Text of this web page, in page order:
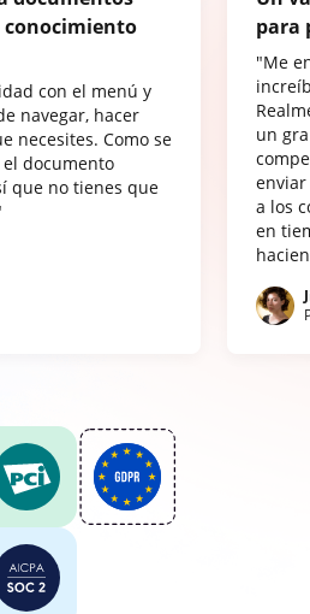
conocimiento
con el menú y
navegar, hacer
necesites. Como se
documento
que no tienes que
para
"Me
un
a los
en